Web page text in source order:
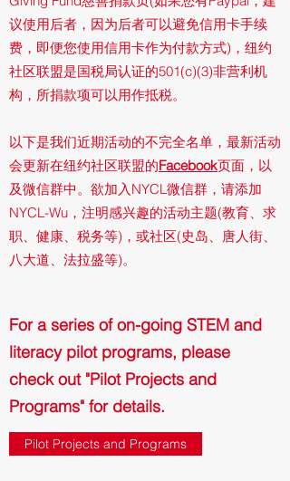
议使用后者，因为后者可以避免信用卡手续
费，即便您使用信用卡作为付款方式)，纽约
社区联盟是国税局认证的501(c)(3)非营利机
构，所捐款项可以用作抵税。
以下是我们近期活动的不完全名单，最新活动
会更新在纽约社区联盟的Facebook页面，以
及微信群中。欲加入NYCL微信群，请添加
NYCL-Wu，注明感兴趣的活动主题(教育、求
职、健康、税务等)，或社区(史岛、唐人街、
八大道、法拉盛等)。
For a series of on-going STEM and
literacy pilot programs, please
check out "Pilot Projects and
Programs" for details.
Pilot Projects and Programs